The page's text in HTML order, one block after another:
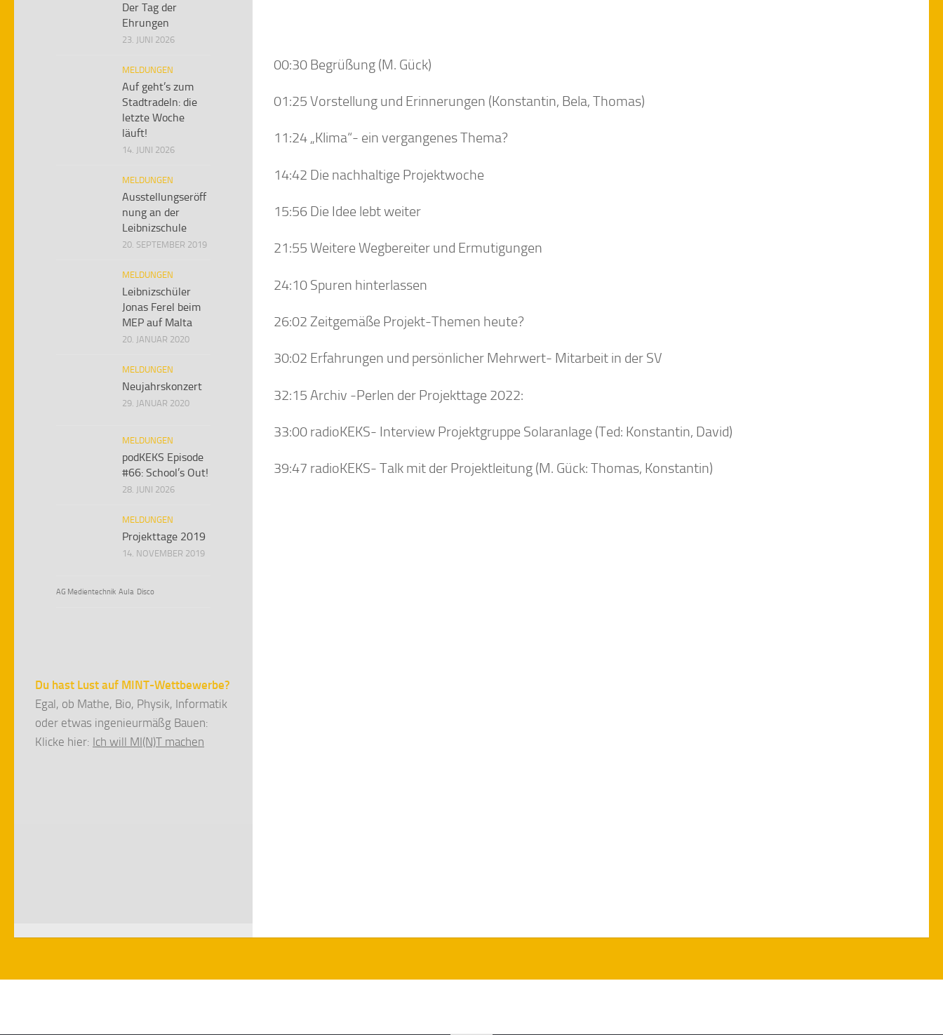
00:30 Begrüßung (M. Gück)
01:25 Vorstellung und Erinnerungen (Konstantin, Bela, Thomas)
11:24 „Klima“- ein vergangenes Thema?
14:42 Die nachhaltige Projektwoche
15:56 Die Idee lebt weiter
21:55 Weitere Wegbereiter und Ermutigungen
24:10 Spuren hinterlassen
26:02 Zeitgemäße Projekt-Themen heute?
30:02 Erfahrungen und persönlicher Mehrwert- Mitarbeit in der SV
32:15 Archiv -Perlen der Projekttage 2022:
33:00 radioKEKS- Interview Projektgruppe Solaranlage (Ted: Konstantin, David)
39:47 radioKEKS- Talk mit der Projektleitung (M. Gück: Thomas, Konstantin)
Der Tag der
Ehrungen
23. JUNI 2026
MELDUNGEN
Auf geht’s zum
Stadtradeln: die
letzte Woche
läuft!
14. JUNI 2026
MELDUNGEN
Ausstellungseröff
nung an der
Leibnizschule
20. SEPTEMBER 2019
MELDUNGEN
Leibnizschüler
Jonas Ferel beim
MEP auf Malta
20. JANUAR 2020
MELDUNGEN
Neujahrskonzert
29. JANUAR 2020
MELDUNGEN
podKEKS Episode
#66: School’s Out!
28. JUNI 2026
MELDUNGEN
Projekttage 2019
14. NOVEMBER 2019
AG Medientechnik Aula Disco
Du hast Lust auf MINT-Wettbewerbe?
Egal, ob Mathe, Bio, Physik, Informatik
oder etwas ingenieurmäßg Bauen:
Klicke hier: Ich will MI(N)T machen